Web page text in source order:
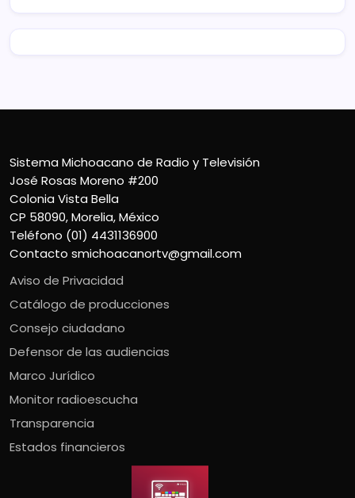
Sistema Michoacano de Radio y Televisión
José Rosas Moreno #200
Colonia Vista Bella
CP 58090, Morelia, México
Teléfono (01) 4431136900
Contacto smichoacanortv@gmail.com
Aviso de Privacidad
Catálogo de producciones
Consejo ciudadano
Defensor de las audiencias
Marco Jurídico
Monitor radioescucha
Transparencia
Estados financieros